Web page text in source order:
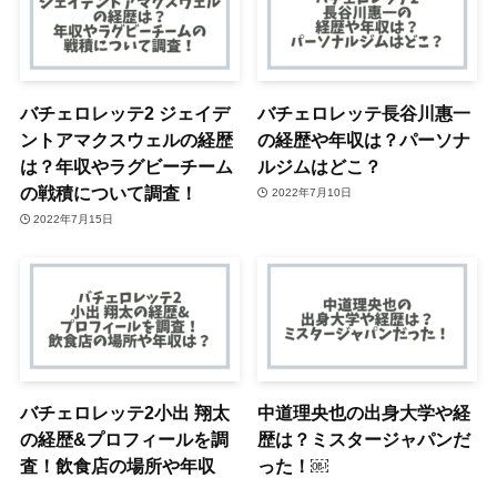
バチェロレッテ2 ジェイデ
ントアマクスウェルの経歴
は？年収やラグビーチーム
の戦積について調査！
2022年7月15日
バチェロレッテ長谷川惠一
の経歴や年収は？パーソナ
ルジムはどこ？
2022年7月10日
バチェロレッテ2小出 翔太
の経歴&プロフィールを調
査！飲食店の場所や年収
中道理央也の出身大学や経
歴は？ミスタージャパンだ
った！￼